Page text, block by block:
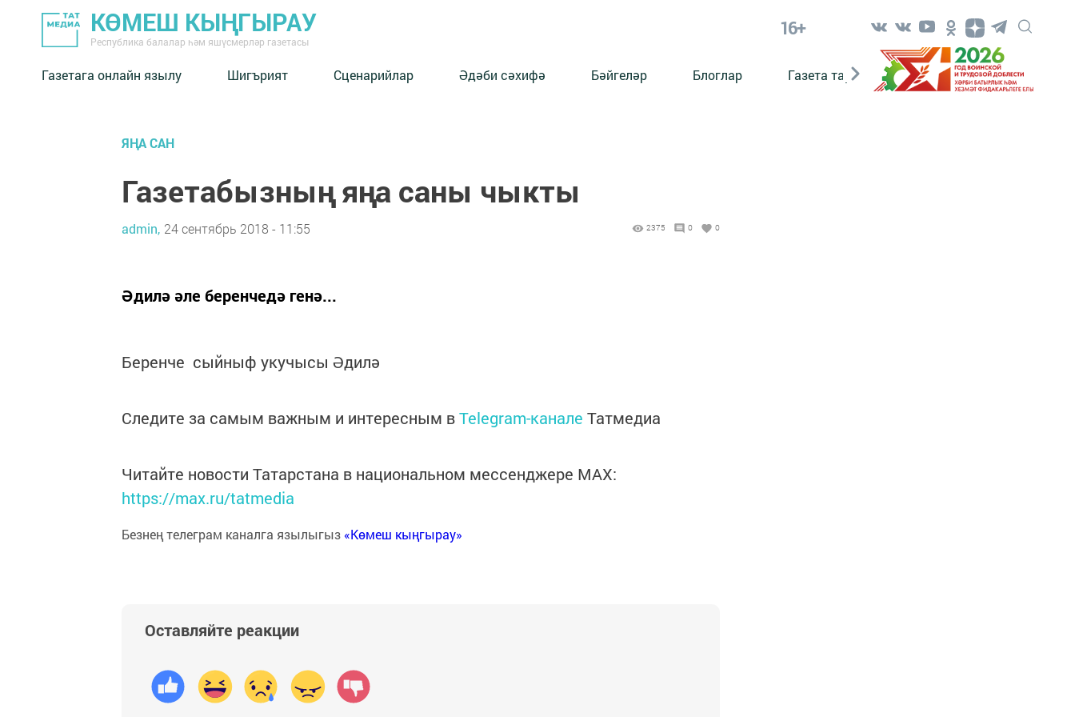
КӨМЕШ КЫҢГЫРАУ
Республика балалар һәм яшүсмерләр газетасы
16+
Газетага онлайн язылу Шигърият Сценарийлар Әдәби сәхифә Бәйгеләр Блоглар Газета тарихы Әкият Әкият
ЯҢА САН
Газетабызның яңа саны чыкты
admin, 24 сентябрь 2018 - 11:55 2375 0 0
Әдилә әле беренчедә генә...
Беренче сыйныф укучысы Әдилә
Следите за самым важным и интересным вTelegram-канале Татмедиа
Читайте новости Татарстана в национальном мессенджере MАХ:
https://max.ru/tatmedia
Безнең телеграм каналга язылыгыз «Көмеш кыңгырау»
Оставляйте реакции